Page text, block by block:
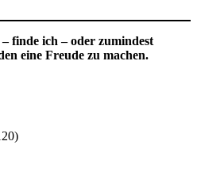
finde ich – oder zumindest
eine Freude zu machen.